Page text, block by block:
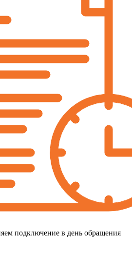
подключение в день обращения